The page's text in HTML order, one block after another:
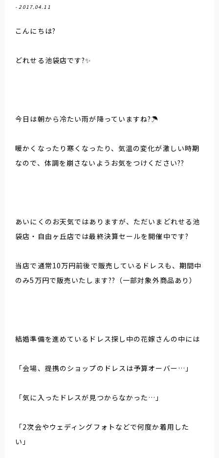
- 2017.04.11
こんにちは?
どれせる池袋店です?✨
今日は朝から冷たい雨が降っていますね?☂
暖かくなったり寒くなったり、気温の変化が激しい時期
なので、体調を崩さないようお気をつけください??
あいにくのお天気ではありますが、ただいまどれせる池
袋店・自由ヶ丘店では最終決算セールを開催中です?
当店で通常10万円前後で販売しているドレスも、期間中
のみ5万円で販売いたします??（一部対象外商品あり）
結婚準備を進めているドレス探し中の花嫁さんの中には
「会場、提携のショップのドレスは予算オーバー…」
「気に入ったドレスが見つからなかった…」
「2次会やウェディングフォトなどで何度か着用した
い」